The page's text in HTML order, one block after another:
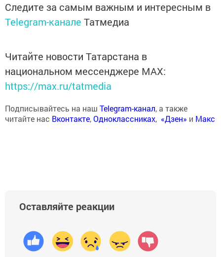
Следите за самым важным и интересным в
Telegram-канале Татмедиа
Читайте новости Татарстана в
национальном мессенджере MАХ:
https://max.ru/tatmedia
Подписывайтесь на наш Telegram-канал, а также
читайте нас Вконтакте,Одноклассниках, «Дзен» и Макс
Оставляйте реакции